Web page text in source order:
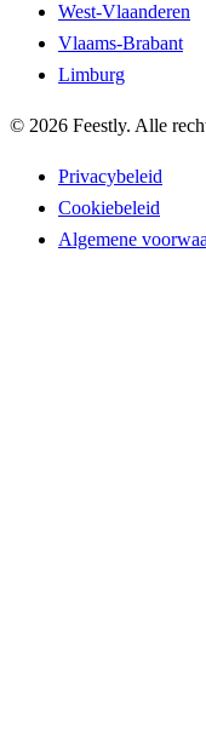
West-Vlaanderen
Vlaams-Brabant
Limburg
© 2026 Feestly. Alle
Privacybeleid
Cookiebeleid
Algemene